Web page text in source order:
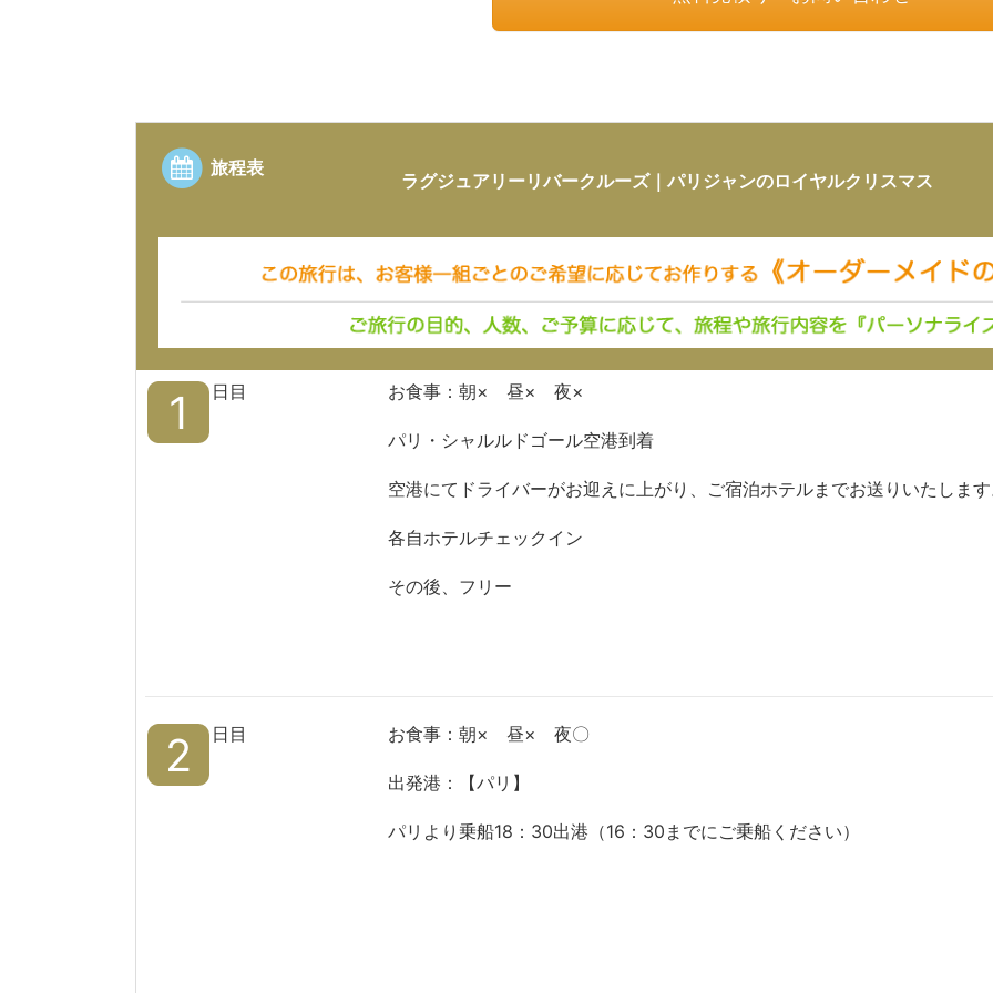
旅程表
ラグジュアリーリバークルーズ｜パリジャンのロイヤルクリスマス
1 日目 お食事：朝× 昼× 夜×
パリ・シャルルドゴール空港到着
空港にてドライバーがお迎えに上がり、ご宿泊ホテルまでお送りいたしま
各自ホテルチェックイン
その後、フリー
2 日目 お食事：朝× 昼× 夜〇
出発港：【パリ】
パリより乗船18：30出港（16：30までにご乗船ください）